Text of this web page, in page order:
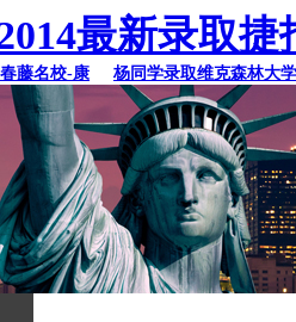
最新录取捷
名校-康 杨同学录取维克森林大学